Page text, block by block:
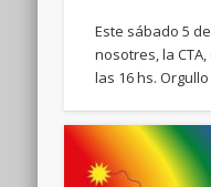
Este sábado 5
nosotres, la
las 16 hs.